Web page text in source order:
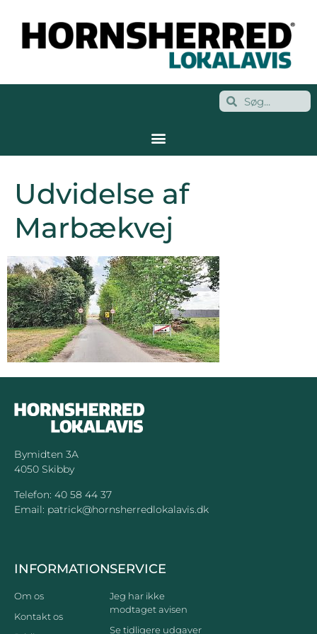
Udvidelse af
Marbækvej
Bymidten 3A
4050 Skibby
Telefon: 40 58 44 37
Email: patrick@hornsherredlokalavis.dk
INFORMATION
Om os
Kontakt os
SERVICE
Jeg har ikke
modtaget avisen
Se tidligere udgaver